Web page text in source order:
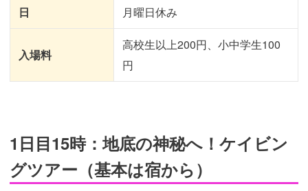
日
月曜日休み
入場料
高校生以上200円、小中学生100
円
1日目15時：地底の神秘へ！ケイビン
グツアー（基本は宿から）
abu
cav
e.co
m/i
mg/i
mg-t
our0